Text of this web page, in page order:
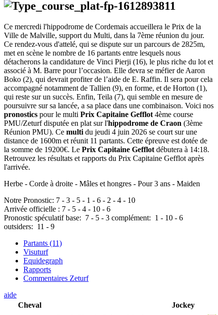
Ce mercredi l'hippodrome de Cordemais accueillera le Prix de la
Ville de Malville, support du Multi, dans la 7ème réunion du jour.
Ce rendez-vous d'attelé, qui se dispute sur un parcours de 2825m,
met en scène le nombre de 16 partants entre lesquels nous
détacherons la candidature de Vinci Pierji (16), le plus riche du lot et
associé à M. Barre pour l’occasion. Elle devra se méfier de Aaron
Boko (2), qui devrait profiter de l’aide de E. Raffin. Il sera pour cela
accompagné notamment de Tallien (9), en forme, et de Horton (1),
qui reste sur un succès. Enfin, Teila (7), qui semble en mesure de
poursuivre sur sa lancée, a sa place dans une combinaison. Voici nos
pronostics pour le multi Prix Capitaine Gefflot 4ème course
PMU/Zeturf disputée en plat sur l'hippodrome de Craon (3ème
Réunion PMU). Ce multi du jeudi 4 juin 2026 se court sur une
distance de 1600m et réunit 11 partants. Cette épreuve est dotée de
la somme de 19200€. Le Prix Capitaine Gefflot débutera à 14:18.
Retrouvez les résultats et rapports du Prix Capitaine Gefflot après
l'arrivée.
Herbe - Corde à droite - Mâles et hongres - Pour 3 ans - Maiden
Notre Pronostic: 7 - 3 - 5 - 1 - 6 - 2 - 4 - 10
Arrivée officielle : 7 - 5 - 4 - 10 - 6
Pronostic spéculatif base: 7 - 5 - 3 complément: 1 - 10 - 6
outsiders: 11 - 9
Partants (11)
Visuturf
Equidegraph
Rapports
Commentaires Zeturf
aide
Cheval
Jockey